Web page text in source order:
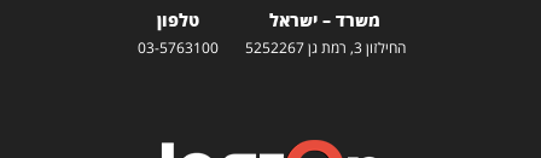
משרד – ישראל
החילזון 3, רמת גן 5252267
טלפון
03-5763100